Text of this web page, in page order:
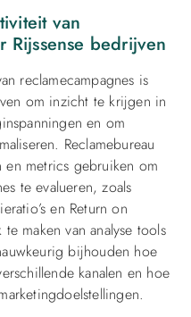
van
Rijssense bedrijven
reclamecampagnes is
om inzicht te krijgen in
en om
Reclamebureau
en metrics gebruiken om
te evalueren, zoals
en Return on
maken van analyse tools
bijhouden hoe
kanalen en hoe